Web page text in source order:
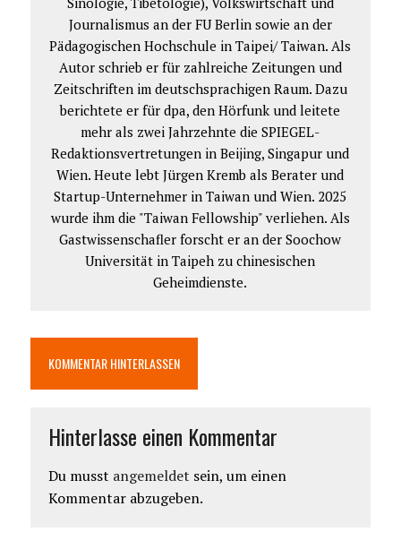
Journalismus an der FU Berlin sowie an der
Pädagogischen Hochschule in Taipei/ Taiwan. Als
Autor schrieb er für zahlreiche Zeitungen und
Zeitschriften im deutschsprachigen Raum. Dazu
berichtete er für dpa, den Hörfunk und leitete
mehr als zwei Jahrzehnte die SPIEGEL-
Redaktionsvertretungen in Beijing, Singapur und
Wien. Heute lebt Jürgen Kremb als Berater und
Startup-Unternehmer in Taiwan und Wien. 2025
wurde ihm die "Taiwan Fellowship" verliehen. Als
Gastwissenschafler forscht er an der Soochow
Universität in Taipeh zu chinesischen
Geheimdienste.
KOMMENTAR HINTERLASSEN
Hinterlasse einen Kommentar
Du musst angemeldet sein, um einen
Kommentar abzugeben.